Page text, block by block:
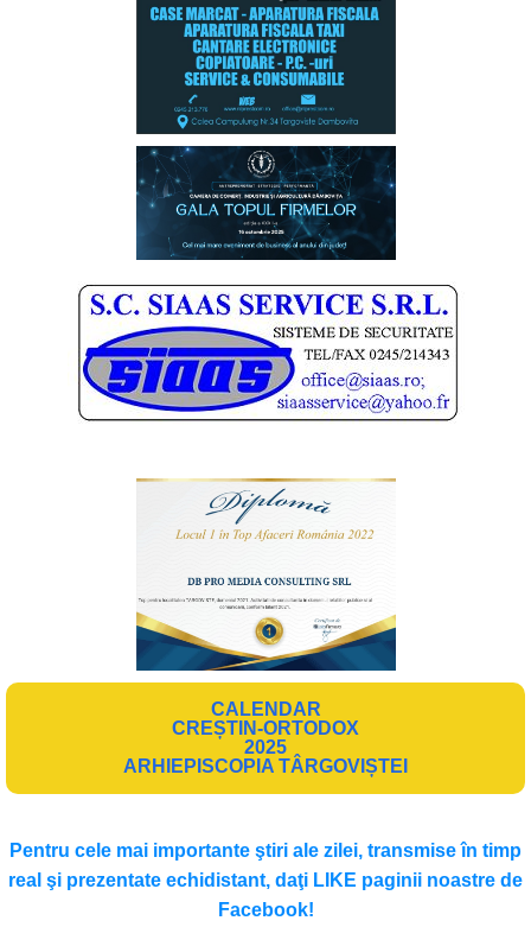
CALENDAR
CREȘTIN-ORTODOX
2025
ARHIEPISCOPIA TÂRGOVIȘTEI
Pentru cele mai importante ştiri ale zilei, transmise în timp
real şi prezentate echidistant, daţi LIKE paginii noastre de
Facebook!